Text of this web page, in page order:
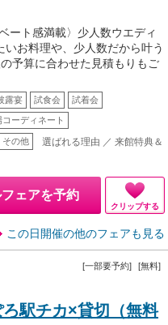
ート感満載〉少人数ウエディ
いお料理や、少人数だから叶う
予算に合わせた見積もりもご
露宴 試食会 試着会
コーディネート
その他
選ばれる理由 ／ 来館特典＆
クリップする
ェアを予約
この日開催の他のフェアも見る
[一部要予約] [無料]
ろ駅チカ×貸切（無料